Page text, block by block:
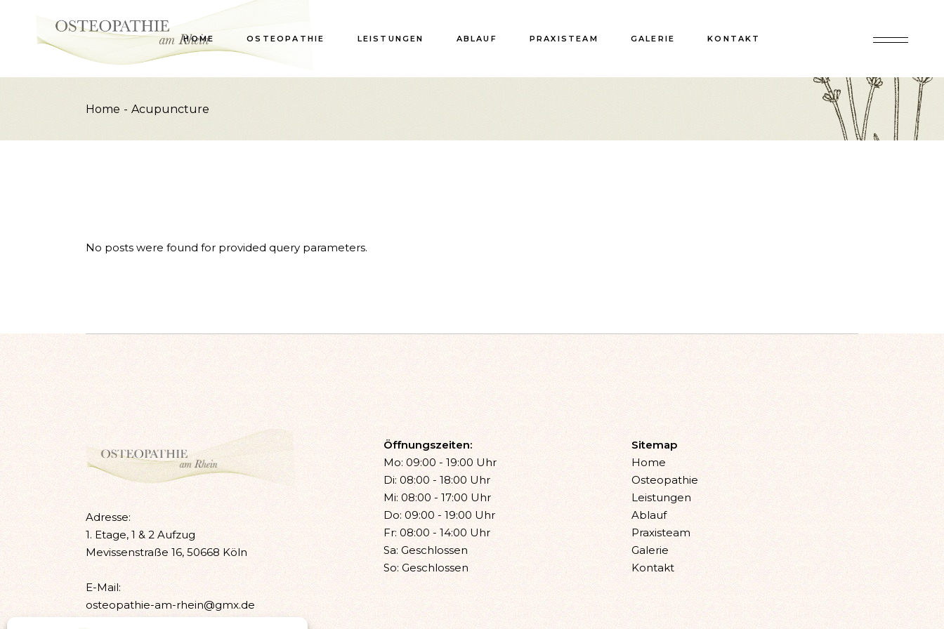
content HOME OSTEOPATHIE LEISTUNGEN ABLAUF PRAXISTEAM GALERIE KONTAKT
Home Acupuncture
No posts were found for provided query parameters.
Adresse:
1. Etage, 1 & 2 Aufzug
Mevissenstraße 16, 50668 Köln
E-Mail:
osteopathie-am-rhein@gmx.de
Öffnungszeiten:
Mo: 09:00 - 19:00 Uhr
Di: 08:00 - 18:00 Uhr
Mi: 08:00 - 17:00 Uhr
Do: 09:00 - 19:00 Uhr
Fr: 08:00 - 14:00 Uhr
Sa: Geschlossen
So: Geschlossen
Sitemap
Home
Osteopathie
Leistungen
Ablauf
Praxisteam
Galerie
Kontakt